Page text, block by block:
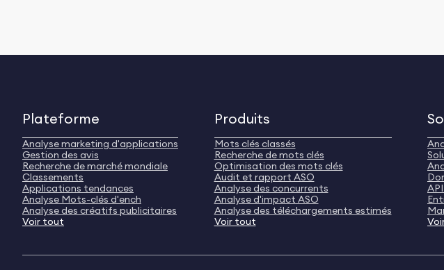
Plateforme
Analyse marketing d'applications
Gestion des avis
Recherche de marché mondiale
Classements
Applications tendances
Analyse Mots-clés d'ench
Analyse des créatifs publicitaires
Voir tout
Produits
Mots clés classés
Recherche de mots clés
Optimisation des mots clés
Audit et rapport ASO
Analyse des concurrents
Analyse d'impact ASO
Analyse des téléchargements estimés
Voir tout